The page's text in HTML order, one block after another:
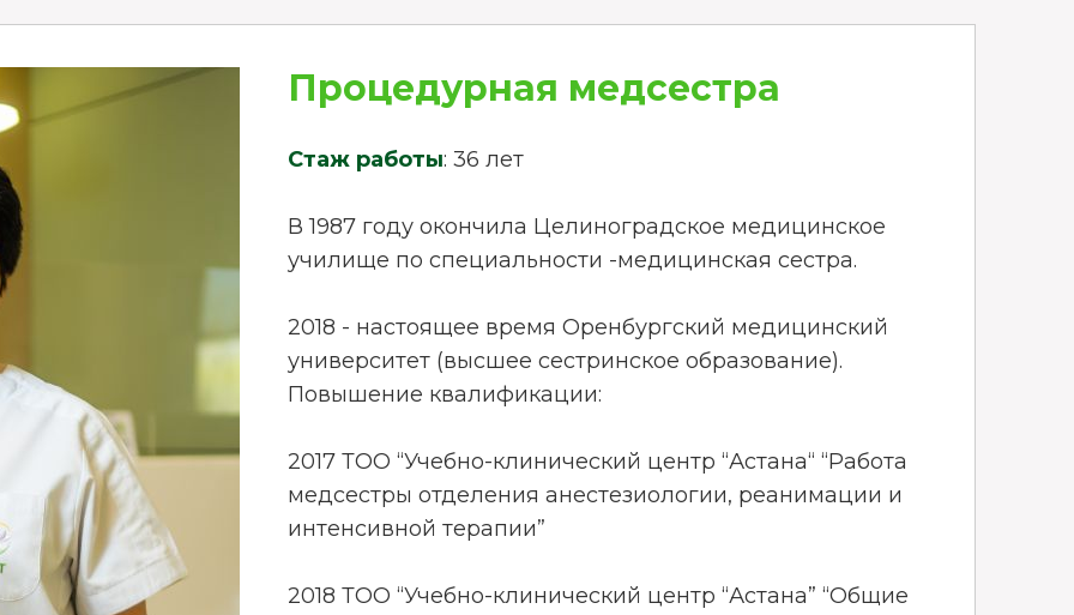
Процедурная медсестра
Стаж работы: 36 лет
В 1987 году окончила Целиноградское медицинское
училище по специальности -медицинская сестра.
2018 - настоящее время Оренбургский медицинский
университет (высшее сестринское образование).
Повышение квалификации:
2017 ТОО “Учебно-клинический центр “Астана“ “Работа
медсестры отделения анестезиологии, реанимации и
интенсивной терапии”
2018 ТОО “Учебно-клинический центр “Астана” “Общие